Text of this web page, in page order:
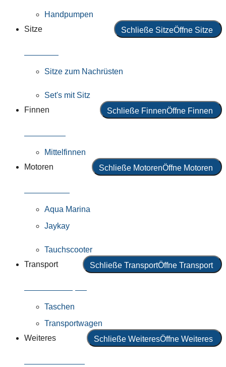
Handpumpen
Sitze
Schließe SitzeÖffne Sitze
Sitze zum Nachrüsten
Set's mit Sitz
Finnen
Schließe FinnenÖffne Finnen
Mittelfinnen
Motoren
Schließe MotorenÖffne Motoren
Aqua Marina
Jaykay
Tauchscooter
Transport
Schließe TransportÖffne Transport
Taschen
Transportwagen
Weiteres
Schließe WeiteresÖffne Weiteres